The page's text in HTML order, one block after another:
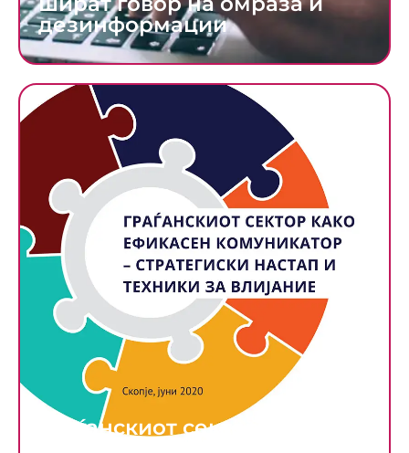
дезинформации
Граѓанскиот сектор како